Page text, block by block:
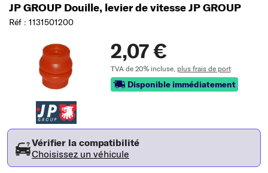
JP GROUP Douille, levier de vitesse JP GROUP
Réf : 1131501200
2,07 €
TVA de 20% incluse, plus frais de port
Disponible immédiatement
Vérifier la compatibilité
Choisissez un véhicule